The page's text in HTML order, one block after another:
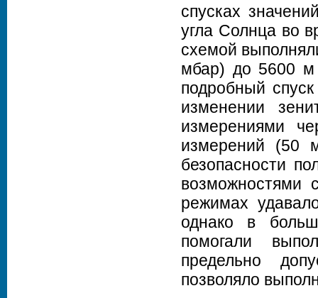
спусках
угла Солнца во
схемой
мбар) до 5600
подробный
изменении
измерениями
измерений (50
безопасности
возможностями
режимах
однако в
помогали
предельно
позволяло